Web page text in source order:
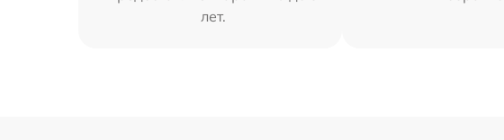
лет.